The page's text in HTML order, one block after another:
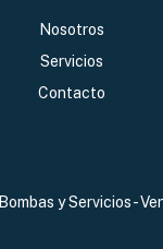
Nosotros
Servicios
Contacto
Bombas y Servicios -